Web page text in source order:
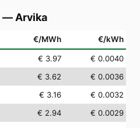
— Arvika
€/MWh €/kWh
€ 3.97
€ 0.0040
€ 3.62
€ 0.0036
€ 3.16
€ 0.0032
€ 2.94
€ 0.0029